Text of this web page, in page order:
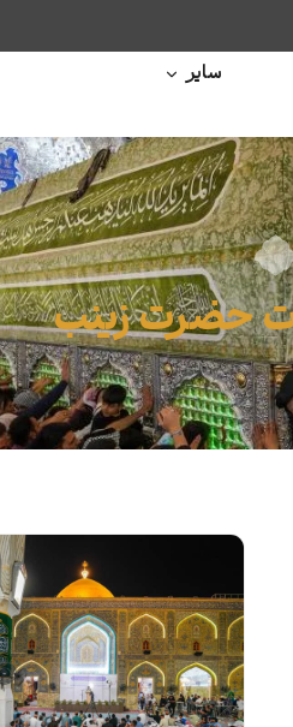
سایر
حضرت زینب